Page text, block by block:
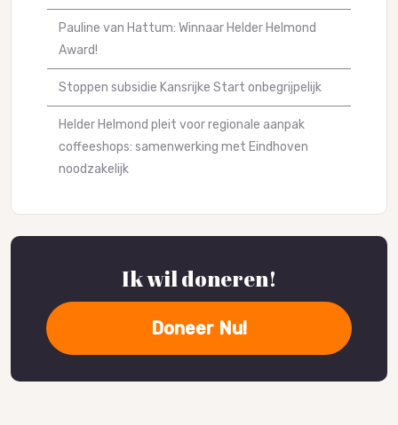
Pauline van Hattum: Winnaar Helder Helmond
Award!
Stoppen subsidie Kansrijke Start onbegrijpelijk
Helder Helmond pleit voor regionale aanpak
coffeeshops: samenwerking met Eindhoven
noodzakelijk
Ik wil doneren!
Doneer Nu!